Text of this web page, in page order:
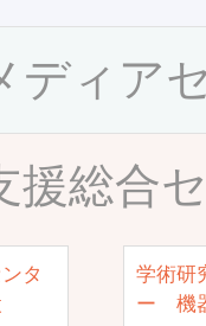
ディア
援総合
タ
学術研
ー 機